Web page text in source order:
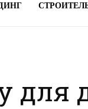
для